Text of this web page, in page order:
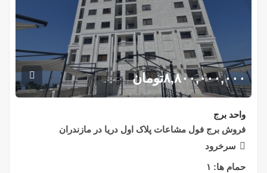
۸,۸۰۰,۰۰۰,۰۰۰تومان
واحد برج
فروش برج فول مشاعات پلاک اول دریا در مازندران
سرخرود
حمام ها: ۱